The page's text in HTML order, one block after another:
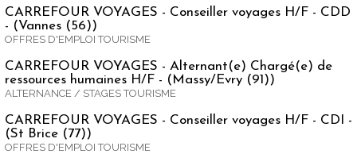
CARREFOUR VOYAGES - Conseiller voyages H/F - CDD
- (Vannes (56))
OFFRES D'EMPLOI TOURISME
CARREFOUR VOYAGES - Alternant(e) Chargé(e) de
ressources humaines H/F - (Massy/Evry (91))
ALTERNANCE / STAGES TOURISME
CARREFOUR VOYAGES - Conseiller voyages H/F - CDI -
(St Brice (77))
OFFRES D'EMPLOI TOURISME